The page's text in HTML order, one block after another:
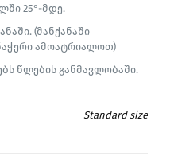
25°-მდე.
(მანქანაში
ამოატრიალოთ)
წლების განმავლობაში.
Standard size